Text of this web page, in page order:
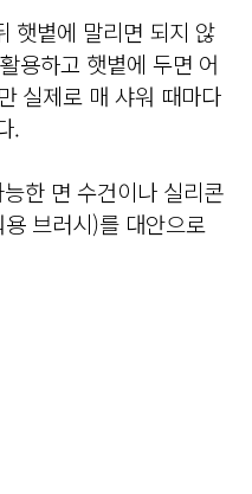
햇볕에 말리면 되지 않
용하고 햇볕에 두면 어
실제로 매 샤워 때마다
.
한 면 수건이나 실리콘
브러시)를 대안으로